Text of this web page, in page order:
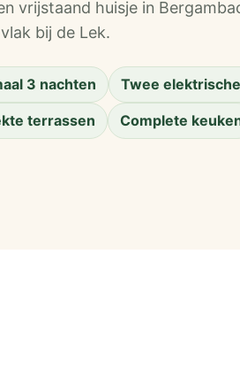
vrijstaand huisje in
bij de Lek.
3 nachten Twee
terrassen Complete